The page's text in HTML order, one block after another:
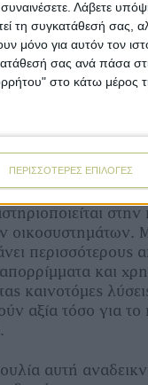
Λάβετε
τη συγκατάθεσή σας,
μόνο για αυτόν τον
σας ανά πάσα
στο κάτω μέρος
ΠΕΡΙΣΣΟΤΕΡΕΣ ΕΠΙΛΟΓΕΣ
που
της
κοινωνική
οικοσυστημάτων.
περισσότερους
και
καινοτόμες
αξία τόσο για το
αυτή